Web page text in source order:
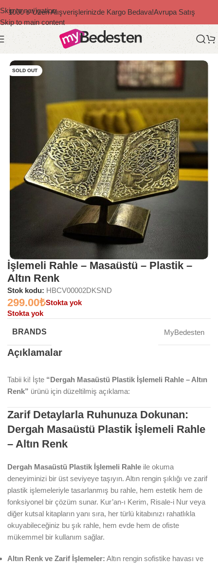
Skip to navigation
Skip to main content
1000 ₺ Üzeri Alışverişlerinizde Kargo Bedava!Avrupa Satış
Ana Sayfa İslami Ürünler Rahle
SOLD OUT
İşlemeli Rahle – Masaüstü – Plastik –
Altın Renk
Stok kodu: HBCV00002DKSND
299.00₺Stokta yok
Stokta yok
BRANDS MyBedesten
Açıklamalar
Tabii ki! İşte “Dergah Masaüstü Plastik İşlemeli Rahle – Altın
Renk” ürünü için düzeltilmiş açıklama:
Zarif Detaylarla Ruhunuza Dokunan:
Dergah Masaüstü Plastik İşlemeli Rahle
– Altın Renk
Dergah Masaüstü Plastik İşlemeli Rahle ile okuma
deneyiminizi bir üst seviyeye taşıyın. Altın rengin şıklığı ve zarif
plastik işlemeleriyle tasarlanmış bu rahle, hem estetik hem de
fonksiyonel bir çözüm sunar. Kur’an-ı Kerim, Risale-i Nur veya
diğer kutsal kitapların yanı sıra, her türlü kitabınızı rahatlıkla
okuyabileceğiniz bu şık rahle, hem evde hem de ofiste
mükemmel bir kullanım sağlar.
Altın Renk ve Zarif İşlemeler: Altın rengin sofistike havası ve